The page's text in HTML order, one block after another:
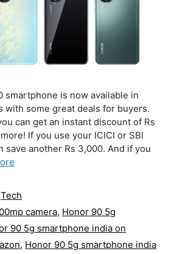
smartphone is now available in
with some great deals for buyers.
can get an instant discount of Rs
If you use your ICICI or SBI
save another Rs 3,000. And if you
Tech
camera, Honor 90 5g
90 5g smartphone india on
, Honor 90 5g smartphone india